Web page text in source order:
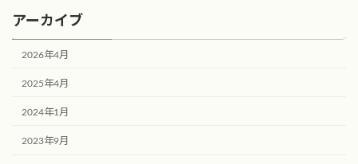
アーカイブ
2026年4月
2025年4月
2024年1月
2023年9月